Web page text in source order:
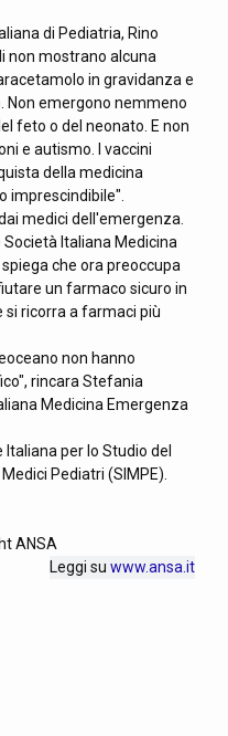
di Pediatria, Rino
non mostrano alcuna
in gravidanza e
Non emergono nemmeno
feto o del neonato. E non
e autismo. I vaccini
della medicina
imprescindibile".
medici dell'emergenza.
Italiana Medicina
che ora preoccupa
un farmaco sicuro in
si ricorra a farmaci più
non hanno
rincara Stefania
Medicina Emergenza
per lo Studio del
Pediatri (SIMPE).
ANSA
Leggi su www.ansa.it